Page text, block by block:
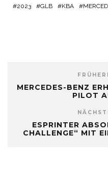
2023 GLB KBA
MERCEDES-BENZ
PILOT
ESPRINTER
CHALLENGE“ MIT